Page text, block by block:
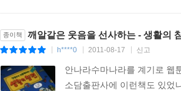
종이책 깨알같은 웃음을 선사하는 - 생활의
h****0 2011-08-17 신고
안나라수마나라를 계기로 웹
소담출판사에 이런책도 있었